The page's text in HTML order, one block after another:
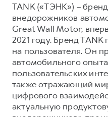
TANK («ТЭНК») –
внедорожников
Great Wall Motor,
2021 году. Бренд
на пользователя. Он
автомобильного
пользовательских
также отражающий
цифрового
актуальную